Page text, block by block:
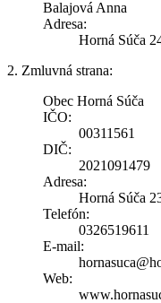
Balajová Anna
Adresa:
Horná Súča
2. Zmluvná strana:
Obec Horná Súča
IČO:
00311561
DIČ:
2021091479
Adresa:
Horná Súča
Telefón:
0326519611
E-mail:
Web: